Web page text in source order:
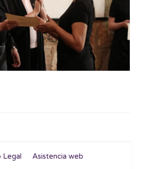
Legal Asistencia web